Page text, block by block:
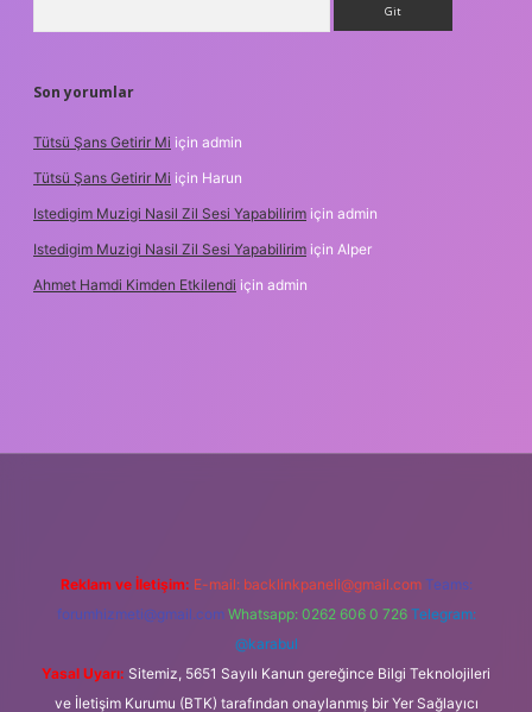
Son yorumlar
Tütsü Şans Getirir Mi için admin
Tütsü Şans Getirir Mi için Harun
Istedigim Muzigi Nasil Zil Sesi Yapabilirim için admin
Istedigim Muzigi Nasil Zil Sesi Yapabilirim için Alper
Ahmet Hamdi Kimden Etkilendi için admin
Reklam ve İletişim: E-mail: backlinkpaneli@gmail.com Teams:
forumhizmeti@gmail.com Whatsapp: 0262 606 0 726 Telegram:
@karabul
Yasal Uyarı: Sitemiz, 5651 Sayılı Kanun gereğince Bilgi Teknolojileri
ve İletişim Kurumu (BTK) tarafından onaylanmış bir Yer Sağlayıcı